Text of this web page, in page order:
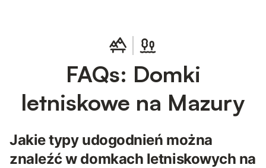
FAQs: Domki
letniskowe na Mazury
Jakie typy udogodnień można
znaleźć w domkach letniskowych na